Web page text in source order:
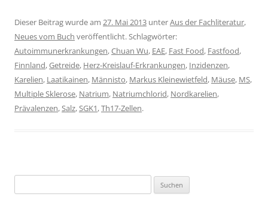
Dieser Beitrag wurde am 27. Mai 2013 unterAus der Fachliteratur,
Neues vom Buch veröffentlicht. Schlagwörter:
Autoimmunerkrankungen,Chuan Wu, EAE, Fast Food, Fastfood,
Finnland,Getreide, Herz-Kreislauf-Erkrankungen, Inzidenzen,
Karelien, Laatikainen, Männisto, Markus Kleinewietfeld, Mäuse, MS,
Multiple Sklerose, Natrium, Natriumchlorid, Nordkarelien,
Prävalenzen,Salz,SGK1,Th17-Zellen.
nach: